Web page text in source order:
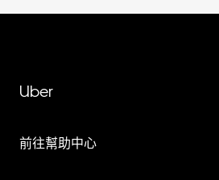
Uber
前往幫助中心